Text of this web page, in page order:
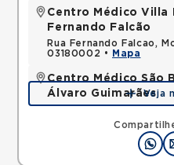
Centro Médico Villa
Fernando Falcão
Rua Fernando Falcao,
03180002 •
Mapa
Centro Médico São
Álvaro Guimarães
Avenida Alvaro
do Campo, SP,
Veja